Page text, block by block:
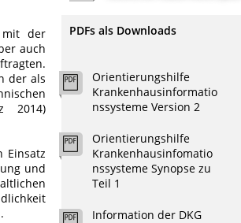
mit der
auch
der als
2014)
Einsatz
und
PDFs als Downloads
Orientierungshilfe
Krankenhausinformatio
nssysteme Version 2
Orientierungshilfe
Krankenhausinfomatio
nssysteme Synopse zu
Teil 1
Information der DKG